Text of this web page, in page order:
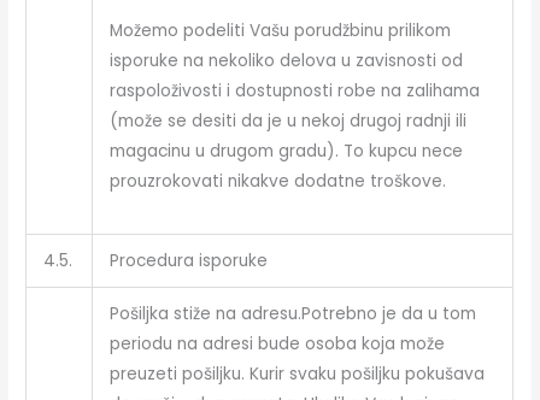
Možemo podeliti Vašu porudžbinu prilikom
isporuke na nekoliko delova u zavisnosti od
raspoloživosti i dostupnosti robe na zalihama
(može se desiti da je u nekoj drugoj radnji ili
magacinu u drugom gradu). To kupcu nece
prouzrokovati nikakve dodatne troškove.
4.5. Procedura isporuke
Pošiljka stiže na adresu.Potrebno je da u tom
periodu na adresi bude osoba koja može
preuzeti pošiljku. Kurir svaku pošiljku pokušava